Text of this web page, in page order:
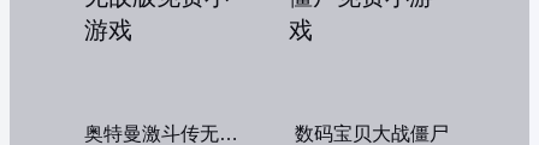
奥特曼激斗传无敌版 数码宝贝大战僵尸